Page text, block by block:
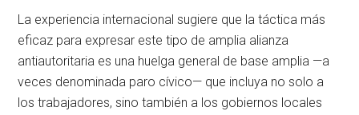
La experiencia internacional sugiere que la táctica más
eficaz para expresar este tipo de amplia alianza
antiautoritaria es una huelga general de base amplia —a
veces denominada paro cívico— que incluya no solo a
los trabajadores, sino también a los gobiernos locales